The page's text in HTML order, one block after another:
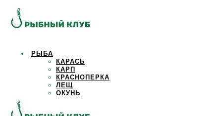
РЫБА
КАРАСЬ
КАРП
КРАСНОПЕРКА
ЛЕЩ
ОКУНЬ